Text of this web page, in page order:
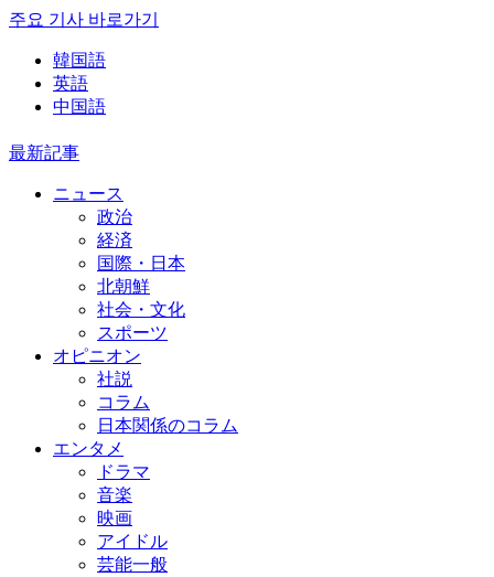
주요 기사 바로가기
韓国語
英語
中国語
最新記事
ニュース
政治
経済
国際・日本
北朝鮮
社会・文化
スポーツ
オピニオン
社説
コラム
日本関係のコラム
エンタメ
ドラマ
音楽
映画
アイドル
芸能一般